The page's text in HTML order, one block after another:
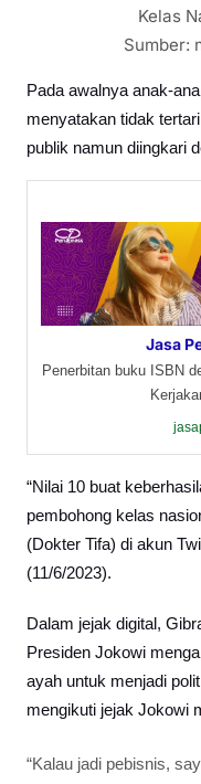
Kelas
Sumber:
Pada awalnya anak-
menyatakan tidak
publik namun diingkari
Jasa
Penerbitan buku ISBN
“Nilai 10 buat
pembohong kelas
(Dokter Tifa) di akun
(11/6/2023).
Dalam jejak digital,
Presiden Jokowi
ayah untuk menjadi
mengikuti jejak Jokowi
“Kalau jadi pebisnis,